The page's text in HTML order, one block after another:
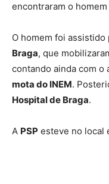
encontraram o
O homem foi assistido
Braga, que
contando ainda com o
mota do INEM.
Hospital de Braga.
A PSP esteve no local